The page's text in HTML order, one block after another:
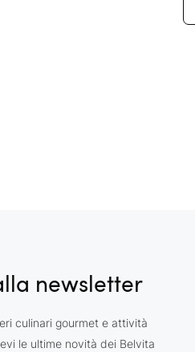
newsletter
culinari gourmet e attività
le ultime novità dei Belvita